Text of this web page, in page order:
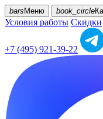
bars Меню book_circle
Условия работы Скидки
+7 (495) 921-39-22